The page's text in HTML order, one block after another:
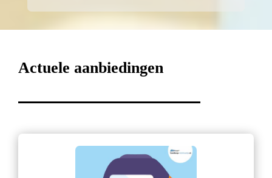
Actuele aanbiedingen